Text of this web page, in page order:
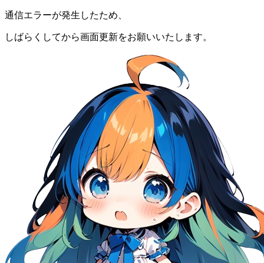
通信エラーが発生したため、
しばらくしてから画面更新をお願いいたします。